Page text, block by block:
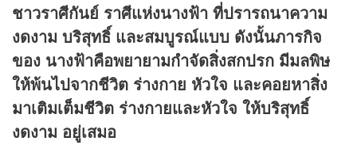
ชาวราศีกันย์ ราศีแห่งนางฟ้า ที่ปรารถนาความ
งดงาม บริสุทธิ์ และสมบูรณ์แบบ ดังนั้นภารกิจ
ของ นางฟ้าคือพยายามกำจัดสิ่งสกปรก มีมลพิษ
ให้พ้นไปจากชีวิต ร่างกาย หัวใจ และคอยหาสิ่ง
มาเติมเต็มชีวิต ร่างกายและหัวใจ ให้บริสุทธิ์
งดงาม อยู่เสมอ